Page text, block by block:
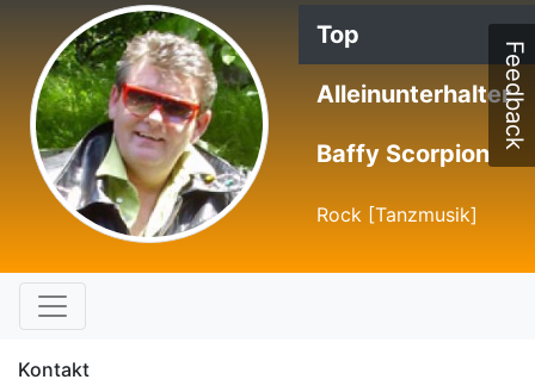
Top
Alleinunterhalter
Baffy Scorpion
Rock [Tanzmusik]
Kontakt
Feedback